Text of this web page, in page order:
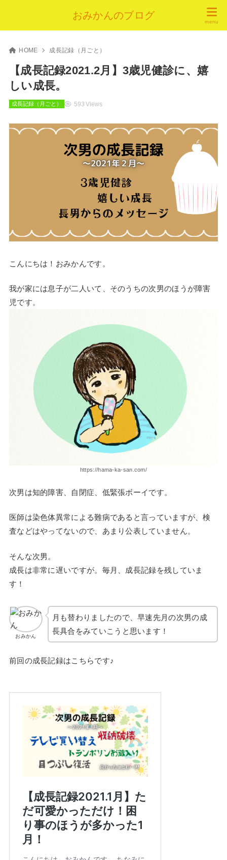
おみかんのブログ
HOME 成長記録（月ごと）
【成長記録2021.2月】3歳児健診に、嬉
しい成長。
成長記録（月ごと） 593 Views
こんにちは！おみかんです。
我が家には息子が二人いて、そのうちの次男のほうが障害
児です。
https://hama-ka-san.com/
次男は知的障害、自閉症、低緊張ボーイです。
医師は染色体異常による難病であると言っていますが、検
査などはやってないので、あまり公表していません。
そんな次男。
成長は非常に遅いですが。毎月、成長記録を残していま
す！
おみかん
月も替わりましたので、早速先月の次男の成
長具合をみていこうと思います！
前回の成長記録はこちらです♪